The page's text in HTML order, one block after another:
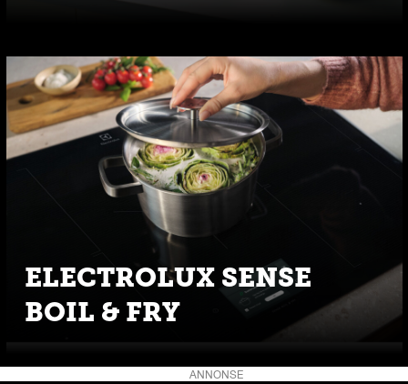
ELECTROLUX SENSE
BOIL & FRY
ANNONSE